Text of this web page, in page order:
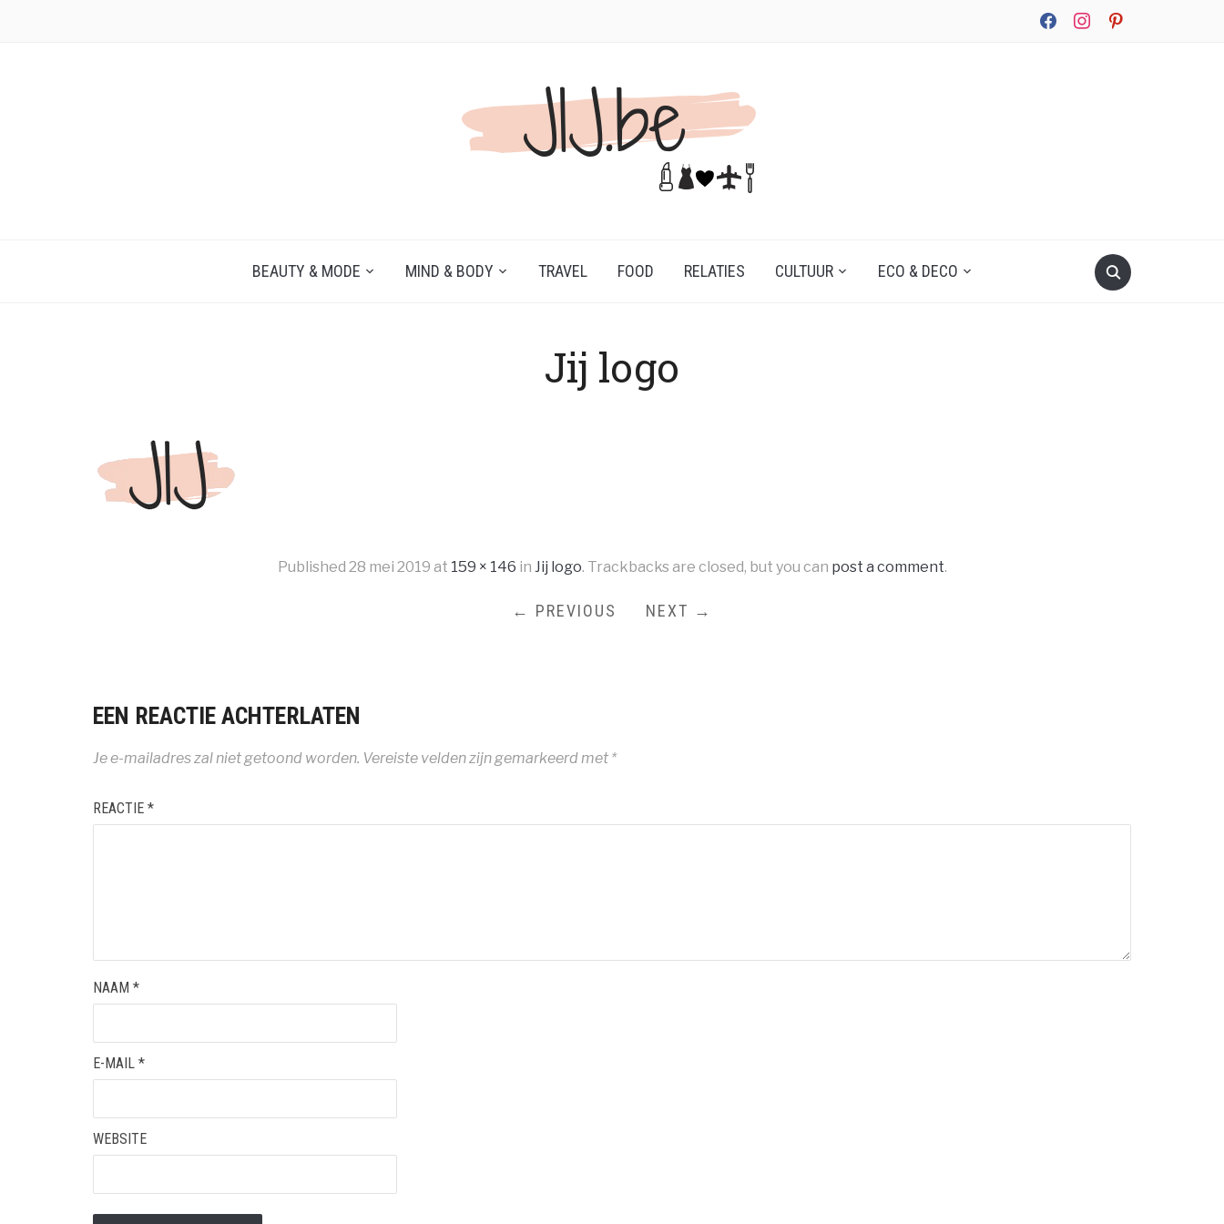
facebookinstagrampinterest
BEAUTY & MODE MIND & BODY TRAVEL FOOD RELATIES CULTUUR ECO & DECO
Jij logo
Published 28 mei 2019 at 159 × 146 in Jij logo. Trackbacks are closed, but you can post a comment.
← PREVIOUS NEXT →
EEN REACTIE ACHTERLATEN
Je e-mailadres zal niet getoond worden. Vereiste velden zijn gemarkeerd met *
REACTIE *
NAAM *
E-MAIL *
WEBSITE